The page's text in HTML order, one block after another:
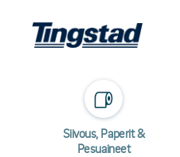
Siivous, Paperit &
Pesuaineet